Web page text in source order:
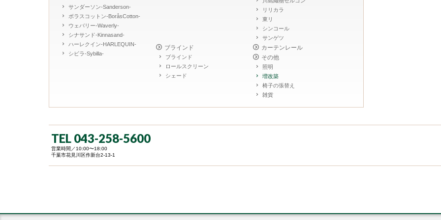
サンダーソン-Sanderson-
ボラスコットン-BoråsCotton-
ウェバリー-Waverly-
シナサンド-Kinnasand-
ハーレクイン-HARLEQUIN-
シビラ-Sybilla-
リリカラ
東リ
シンコール
サンゲツ
ブラインド
ブラインド
ロールスクリーン
シェード
カーテンレール
その他
照明
増改築
椅子の張替え
雑貨
TEL 043-258-5600
営業時間／10:00〜18:00
千葉市花見川区作新台2-13-1